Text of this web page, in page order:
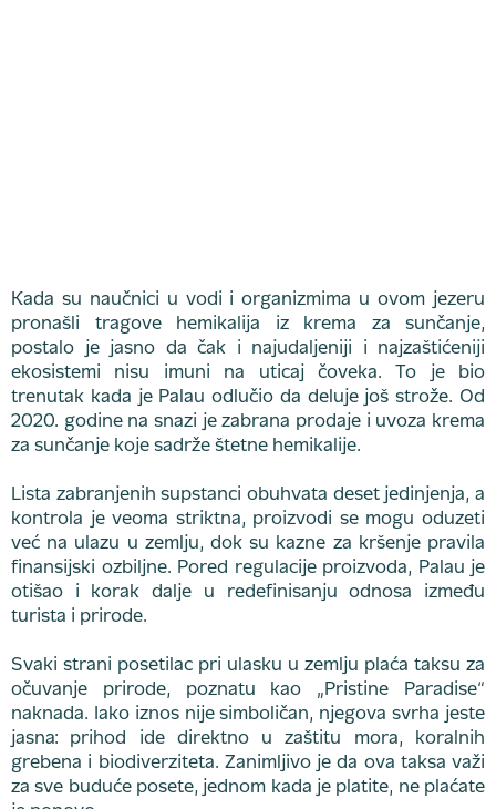
Kada su naučnici u vodi i organizmima u ovom jezeru
pronašli tragove hemikalija iz krema za sunčanje,
postalo je jasno da čak i najudaljeniji i najzaštićeniji
ekosistemi nisu imuni na uticaj čoveka. To je bio
trenutak kada je Palau odlučio da deluje još strože. Od
2020. godine na snazi je zabrana prodaje i uvoza krema
za sunčanje koje sadrže štetne hemikalije.
Lista zabranjenih supstanci obuhvata deset jedinjenja, a
kontrola je veoma striktna, proizvodi se mogu oduzeti
već na ulazu u zemlju, dok su kazne za kršenje pravila
finansijski ozbiljne. Pored regulacije proizvoda, Palau je
otišao i korak dalje u redefinisanju odnosa između
turista i prirode.
Svaki strani posetilac pri ulasku u zemlju plaća taksu za
očuvanje prirode, poznatu kao „Pristine Paradise“
naknada. Iako iznos nije simboličan, njegova svrha jeste
jasna: prihod ide direktno u zaštitu mora, koralnih
grebena i biodiverziteta. Zanimljivo je da ova taksa važi
za sve buduće posete, jednom kada je platite, ne plaćate